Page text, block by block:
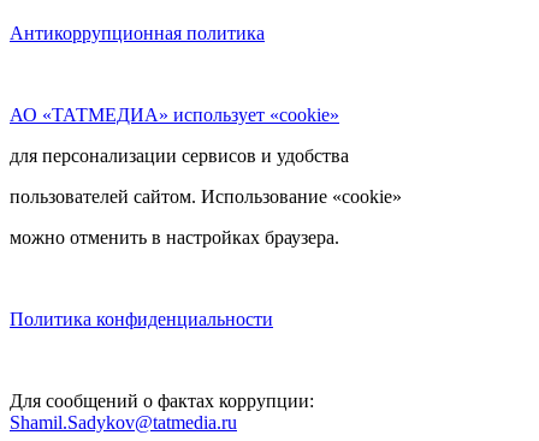
Антикоррупционная политика
АО «ТАТМЕДИА» использует «cookie»
для персонализации сервисов и удобства
пользователей сайтом. Использование «cookie»
можно отменить в настройках браузера.
Политика конфиденциальности
Для сообщений о фактах коррупции:
Shamil.Sadykov@tatmedia.ru